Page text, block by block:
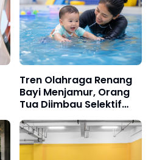
Tren Olahraga Renang
Bayi Menjamur, Orang
Tua Diimbau Selektif
Pilih Kualitas Pakaian Si
Kecil